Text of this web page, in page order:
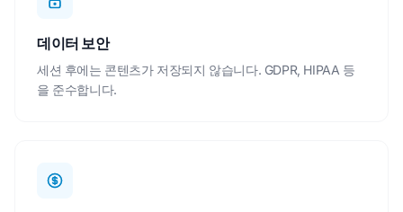
데이터 보안
세션 후에는 콘텐츠가 저장되지 않습니다. GDPR, HIPAA 등
을 준수합니다.